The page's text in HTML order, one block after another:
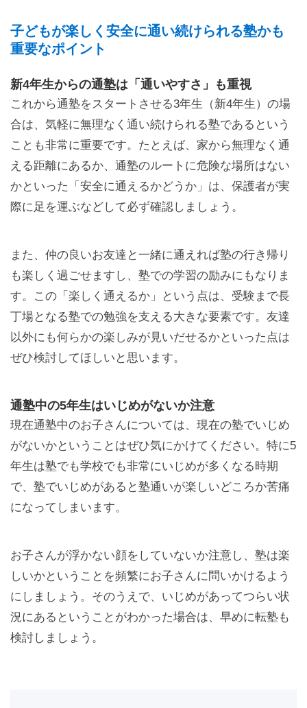
子どもが楽しく安全に通い続けられる塾かも
重要なポイント
新4年生からの通塾は「通いやすさ」も重視
これから通塾をスタートさせる3年生（新4年生）の場
合は、気軽に無理なく通い続けられる塾であるという
ことも非常に重要です。たとえば、家から無理なく通
える距離にあるか、通塾のルートに危険な場所はない
かといった「安全に通えるかどうか」は、保護者が実
際に足を運ぶなどして必ず確認しましょう。
また、仲の良いお友達と一緒に通えれば塾の行き帰り
も楽しく過ごせますし、塾での学習の励みにもなりま
す。この「楽しく通えるか」という点は、受験まで長
丁場となる塾での勉強を支える大きな要素です。友達
以外にも何らかの楽しみが見いだせるかといった点は
ぜひ検討してほしいと思います。
通塾中の5年生はいじめがないか注意
現在通塾中のお子さんについては、現在の塾でいじめ
がないかということはぜひ気にかけてください。特に5
年生は塾でも学校でも非常にいじめが多くなる時期
で、塾でいじめがあると塾通いが楽しいどころか苦痛
になってしまいます。
お子さんが浮かない顔をしていないか注意し、塾は楽
しいかということを頻繁にお子さんに問いかけるよう
にしましょう。そのうえで、いじめがあってつらい状
況にあるということがわかった場合は、早めに転塾も
検討しましょう。